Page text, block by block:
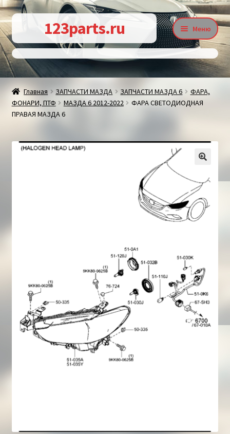
Перейти
к
навигации
Перейти
к
содержимому
123parts.ru Меню
Контакты
Доставка и оплата
Главная ЗАПЧАСТИ МАЗДА ЗАПЧАСТИ МАЗДА 6
ФАРА,
ФОНАРИ, ПТФ
МАЗДА 6 2012-2022
ФАРА СВЕТОДИОДНАЯ
ПРАВАЯ МАЗДА 6